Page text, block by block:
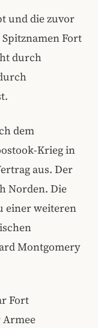
und die zuvor
Fort
durch
dem
Krieg in
aus. Der
Norden. Die
einer weiteren
Montgomery
Fort